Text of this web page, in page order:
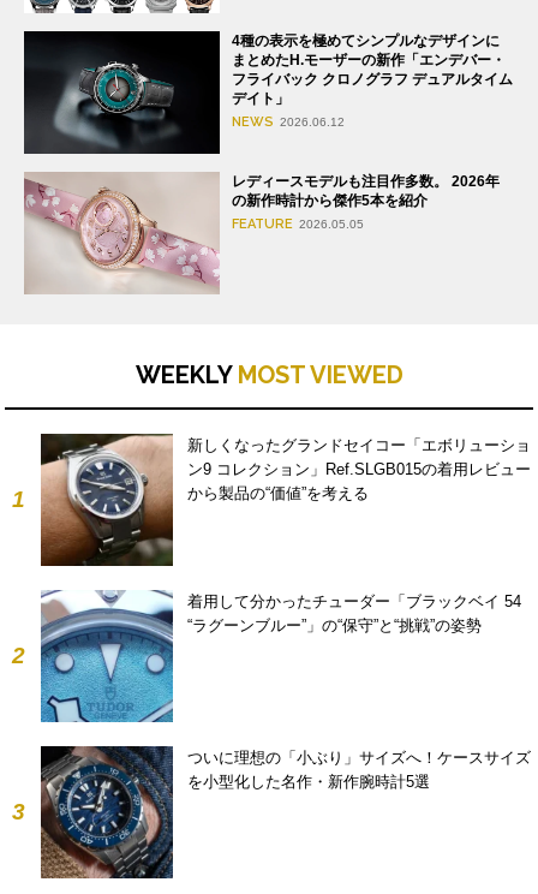
4種の表示を極めてシンプルなデザインに
まとめたH.モーザーの新作「エンデバー・
フライバック クロノグラフ デュアルタイム
デイト」
NEWS 2026.06.12
レディースモデルも注目作多数。 2026年
の新作時計から傑作5本を紹介
FEATURE 2026.05.05
WEEKLY MOST VIEWED
1
新しくなったグランドセイコー「エボリューショ
ン9 コレクション」Ref.SLGB015の着用レビュー
から製品の“価値”を考える
2
着用して分かったチューダー「ブラックベイ 54
“ラグーンブルー”」の“保守”と“挑戦”の姿勢
3
ついに理想の「小ぶり」サイズへ！ケースサイズ
を小型化した名作・新作腕時計5選